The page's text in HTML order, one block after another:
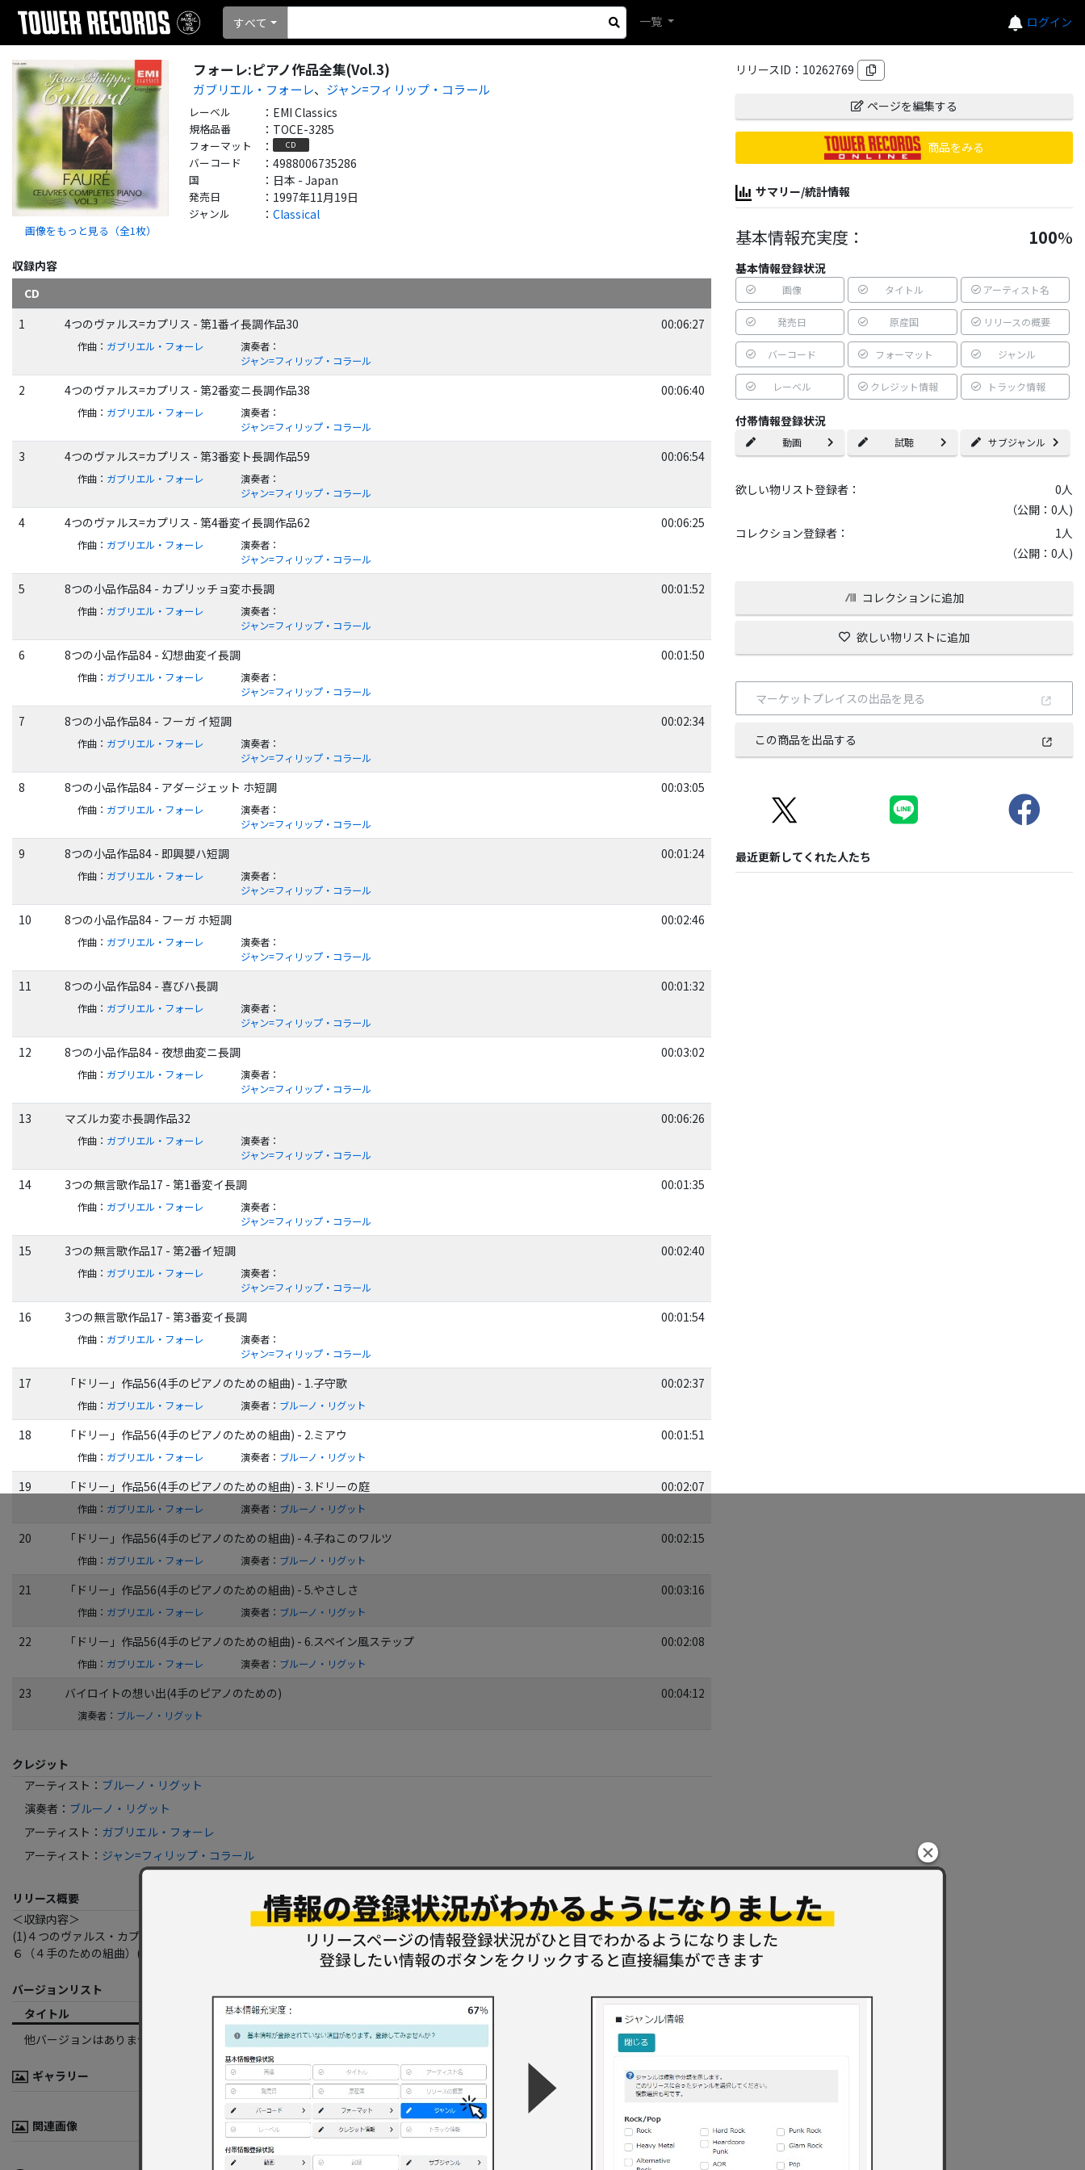
ログイン
すべて 一覧
画像をもっと見る（全1 枚）
フォーレ:ピアノ作品全集(Vol.3)
ガブリエル・フォーレ、 ジャン=フィリップ・コラール
レーベル ： EMI Classics
規格品番 ： TOCE-3285
フォーマット ： CD
バーコード ： 4988006735286
国 ： 日本 - Japan
発売日 ： 1997年11月19日
ジャンル ： Classical
収録内容
CD
1
4つのヴァルス=カプリス - 第1番イ長調作品30 00:06:27
作曲 ： ガブリエル・フォーレ 演奏者 ：
ジャン=フィリップ・コラール
2 4つのヴァルス=カプリス - 第2番変ニ長調作品38 00:06:40
作曲 ： ガブリエル・フォーレ 演奏者 ：
ジャン=フィリップ・コラール
3 4つのヴァルス=カプリス - 第3番変ト長調作品59 00:06:54
作曲 ： ガブリエル・フォーレ 演奏者 ：
ジャン=フィリップ・コラール
4 4つのヴァルス=カプリス - 第4番変イ長調作品62 00:06:25
作曲 ： ガブリエル・フォーレ 演奏者 ：
ジャン=フィリップ・コラール
5 8つの小品作品84 - カプリッチョ変ホ長調 00:01:52
作曲 ： ガブリエル・フォーレ 演奏者 ：
ジャン=フィリップ・コラール
6 8つの小品作品84 - 幻想曲変イ長調 00:01:50
作曲 ： ガブリエル・フォーレ 演奏者 ：
ジャン=フィリップ・コラール
7 8つの小品作品84 - フーガ イ短調 00:02:34
作曲 ： ガブリエル・フォーレ 演奏者 ：
ジャン=フィリップ・コラール
8 8つの小品作品84 - アダージェット ホ短調 00:03:05
作曲 ： ガブリエル・フォーレ 演奏者 ：
ジャン=フィリップ・コラール
9 8つの小品作品84 - 即興嬰ハ短調 00:01:24
作曲 ： ガブリエル・フォーレ 演奏者 ：
ジャン=フィリップ・コラール
10 8つの小品作品84 - フーガ ホ短調 00:02:46
作曲 ： ガブリエル・フォーレ 演奏者 ：
ジャン=フィリップ・コラール
11 8つの小品作品84 - 喜びハ長調 00:01:32
作曲 ： ガブリエル・フォーレ 演奏者 ：
ジャン=フィリップ・コラール
12 8つの小品作品84 - 夜想曲変ニ長調 00:03:02
作曲 ： ガブリエル・フォーレ 演奏者 ：
ジャン=フィリップ・コラール
13 マズルカ変ホ長調作品32 00:06:26
作曲 ： ガブリエル・フォーレ 演奏者 ：
ジャン=フィリップ・コラール
14 3つの無言歌作品17 - 第1番変イ長調 00:01:35
作曲 ： ガブリエル・フォーレ 演奏者 ：
ジャン=フィリップ・コラール
15 3つの無言歌作品17 - 第2番イ短調 00:02:40
作曲 ： ガブリエル・フォーレ 演奏者 ：
ジャン=フィリップ・コラール
16 3つの無言歌作品17 - 第3番変イ長調 00:01:54
作曲 ： ガブリエル・フォーレ 演奏者 ：
ジャン=フィリップ・コラール
17 「ドリー」作品56(4手のピアノのための組曲) - 1.子守歌 00:02:37
作曲 ： ガブリエル・フォーレ 演奏者 ： ブルーノ・リグット
18 「ドリー」作品56(4手のピアノのための組曲) - 2.ミアウ 00:01:51
作曲 ： ガブリエル・フォーレ 演奏者 ： ブルーノ・リグット
19 「ドリー」作品56(4手のピアノのための組曲) - 3.ドリーの庭 00:02:07
作曲 ： ガブリエル・フォーレ 演奏者 ： ブルーノ・リグット
20 「ドリー」作品56(4手のピアノのための組曲) - 4.子ねこのワルツ 00:02:15
作曲 ： ガブリエル・フォーレ 演奏者 ： ブルーノ・リグット
21 「ドリー」作品56(4手のピアノのための組曲) - 5.やさしさ 00:03:16
作曲 ： ガブリエル・フォーレ 演奏者 ： ブルーノ・リグット
22 「ドリー」作品56(4手のピアノのための組曲) - 6.スペイン風ステップ 00:02:08
作曲 ： ガブリエル・フォーレ 演奏者 ： ブルーノ・リグット
23 バイロイトの想い出(4手のピアノのための) 00:04:12
演奏者 ： ブルーノ・リグット
クレジット
アーティスト ： ブルーノ・リグット
演奏者 ： ブルーノ・リグット
アーティスト ： ガブリエル・フォーレ
アーティスト ： ジャン=フィリップ・コラール
リリース概要
＜収録内容＞
(1)４つのヴァルス・カプリス(2)８つの小品ｏｐ．８４(3)マズルカ変ホ長調ｏｐ．３２(4)３つの無言歌ｏｐ．１７(5)「ドリー」ｏｐ．５
６（４手のための組曲）(6)バイロイトの思い出（４手のための）（フォーレ＆メッサジェ共作）
バージョンリスト
タイトル
フォーマット 規格品番
発売年
他バージョンはありません。
ギャラリー
関連画像
リリースID： 10262769
ページを編集する
商品をみる
サマリー/統計情報
基本情報充実度： 100%
基本情報登録状況
画像 タイトル アーティスト名
発売日 原産国 リリースの概要
バーコード フォーマット ジャンル
レーベル クレジット情報 トラック情報
付帯情報登録状況
動画 試聴 サブジャンル
欲しい物リスト登録者： 0人
（公開：0人)
コレクション登録者：
1 人
（公開：0人)
コレクションに追加
欲しい物リストに追加
マーケットプレイスの出品を見る
この商品を出品する
最近更新してくれた人たち